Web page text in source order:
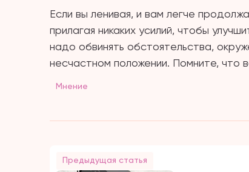
Если вы ленивая, и вам легче
прилагая никаких усилий, чтобы
надо обвинять обстоятельства,
несчастном положении. Помните, что
Мнение
Предыдущая статья